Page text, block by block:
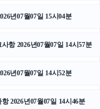
흥신소
의정부마약전문변호사
년07월07일 15시04분
항 2026년07월07일 14시57분
년07월07일 14시52분
2026년07월07일 14시46분